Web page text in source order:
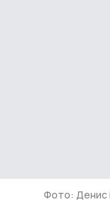
Фото: Денис